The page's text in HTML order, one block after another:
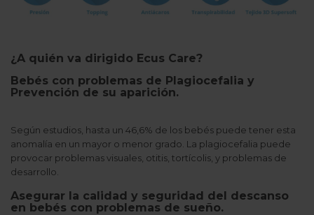
¿A quién va dirigido Ecus Care?
Bebés con problemas de Plagiocefalia y
Prevención de su aparición.
Según estudios, hasta un 46,6% de los bebés puede tener esta
anomalía en un mayor o menor grado. La plagiocefalia puede
provocar problemas visuales, otitis, tortícolis, y problemas de
desarrollo.
Asegurar la calidad y seguridad del descanso
en bebés con problemas de sueño.